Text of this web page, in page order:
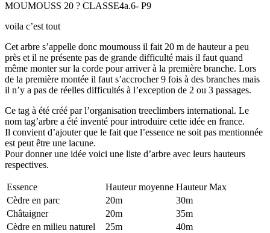
MOUMOUSS 20 ? CLASSE4a.6- P9
voila c’est tout
Cet arbre s’appelle donc moumouss il fait 20 m de hauteur a peu
près et il ne présente pas de grande difficulté mais il faut quand
même monter sur la corde pour arriver à la première branche. Lors
de la première montée il faut s’accrocher 9 fois à des branches mais
il n’y a pas de réelles difficultés à l’exception de 2 ou 3 passages.
Ce tag à été créé par l’organisation treeclimbers international. Le
nom tag’arbre a été inventé pour introduire cette idée en france.
Il convient d’ajouter que le fait que l’essence ne soit pas mentionnée
est peut être une lacune.
Pour donner une idée voici une liste d’arbre avec leurs hauteurs
respectives.
Essence Hauteur moyenne Hauteur Max
Cèdre en parc
20m
30m
Châtaigner
20m
35m
Cèdre en milieu naturel
25m
40m